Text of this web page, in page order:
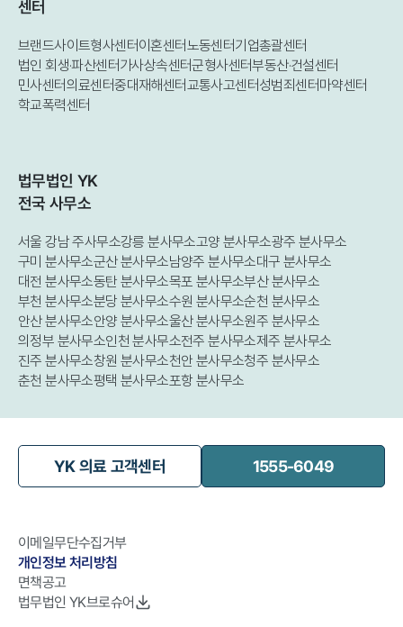
센터
브랜드사이트형사센터이혼센터노동센터기업총괄센터
법인 회생·파산센터가사상속센터군형사센터부동산·건설센터
민사센터의료센터중대재해센터교통사고센터성범죄센터마약센터
학교폭력센터
법무법인 YK
전국 사무소
서울 강남 주사무소강릉 분사무소고양 분사무소광주 분사무소
구미 분사무소군산 분사무소남양주 분사무소대구 분사무소
대전 분사무소동탄 분사무소목포 분사무소부산 분사무소
부천 분사무소분당 분사무소수원 분사무소순천 분사무소
안산 분사무소안양 분사무소울산 분사무소원주 분사무소
의정부 분사무소인천 분사무소전주 분사무소제주 분사무소
진주 분사무소창원 분사무소천안 분사무소청주 분사무소
춘천 분사무소평택 분사무소포항 분사무소
YK 의료 고객센터 1555-6049
이메일무단수집거부
개인정보 처리방침
면책공고
법무법인 YK브로슈어